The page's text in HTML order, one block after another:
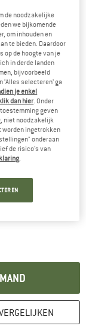
Opent in een
de noodzakelijke
we bijkomende
om inhouden en
te bieden. Daardoor
op de hoogte van je
in derde landen
bijvoorbeeld
selecteren’ ga
je enkel
dan hier. Onder
toestemming geven
niet noodzakelijk
worden ingetrokken
onderaan
de risico's van
.